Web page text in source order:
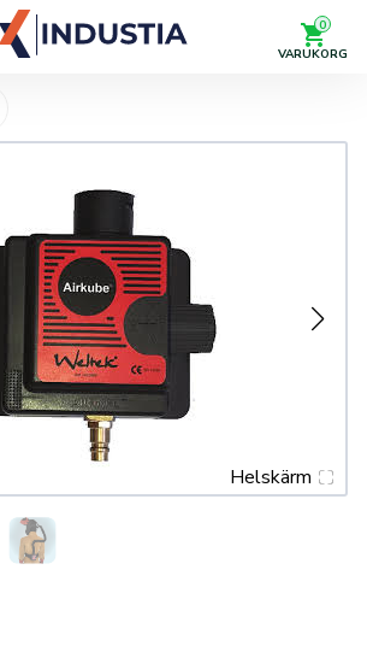
0
VARUKORG
Helskärm